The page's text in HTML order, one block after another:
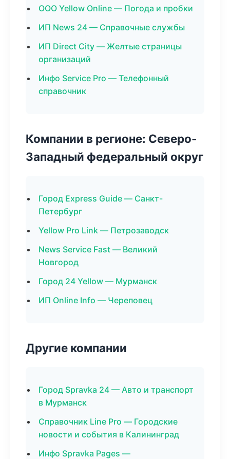
ООО Yellow Online — Погода и пробки
ИП News 24 — Справочные службы
ИП Direct City — Желтые страницы
организаций
Инфо Service Pro — Телефонный
справочник
Компании в регионе: Северо-
Западный федеральный округ
Город Express Guide — Санкт-
Петербург
Yellow Pro Link — Петрозаводск
News Service Fast — Великий
Новгород
Город 24 Yellow — Мурманск
ИП Online Info — Череповец
Другие компании
Город Spravka 24 — Авто и транспорт
в Мурманск
Справочник Line Pro — Городские
новости и события в Калининград
Инфо Spravka Pages —